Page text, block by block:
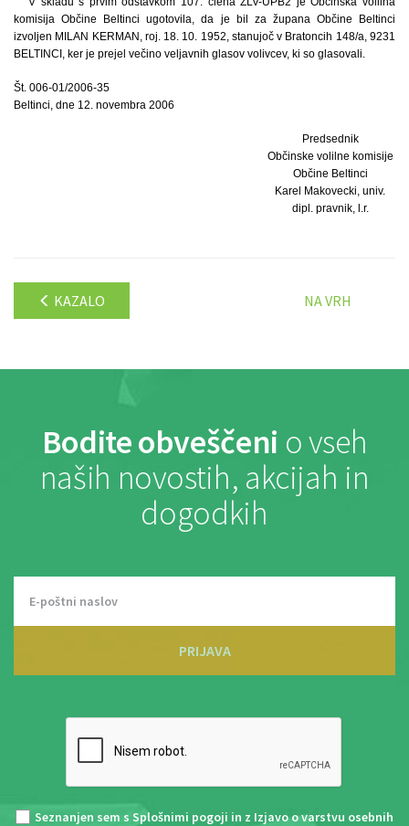
komisija Občine Beltinci ugotovila, da je bil za župana Občine Beltinci
izvoljen MILAN KERMAN, roj. 18. 10. 1952, stanujoč v Bratoncih 148/a, 9231
BELTINCI, ker je prejel večino veljavnih glasov volivcev, ki so glasovali.
Št. 006-01/2006-35
Beltinci, dne 12. novembra 2006
Predsednik
Občinske volilne komisije
Občine Beltinci
Karel Makovecki, univ.
dipl. pravnik, l.r.
KAZALO NA VRH
Bodite obveščeni o vseh
naših novostih, akcijah in
dogodkih
PRIJAVA
Seznanjen sem s Splošnimi pogoji in z Izjavo o varstvu osebnih